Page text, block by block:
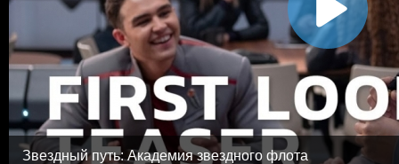
Звездный путь: Академия звездного флота